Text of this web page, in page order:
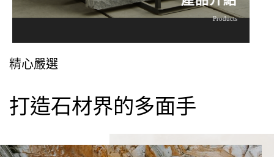
Products
了解更多
精心嚴選
打造石材界的多面手